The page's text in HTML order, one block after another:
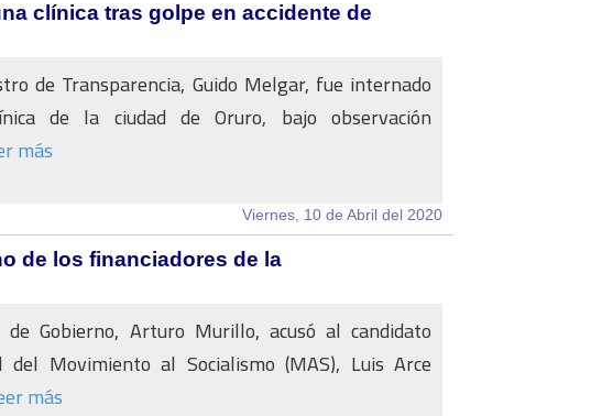
clínica tras golpe en accidente de
de Transparencia, Guido Melgar, fue internado
de la ciudad de Oruro, bajo observación
más
Viernes, 10 de Abril del 2020
de los financiadores de la
Gobierno, Arturo Murillo, acusó al candidato
del Movimiento al Socialismo (MAS), Luis Arce
más